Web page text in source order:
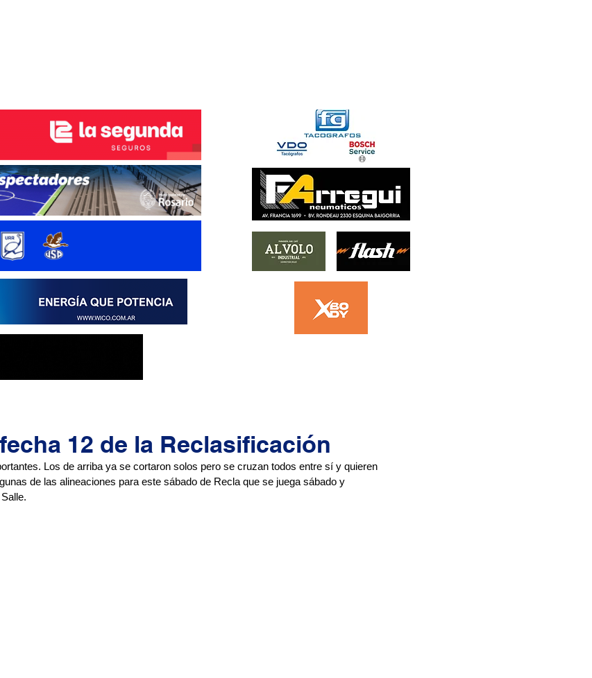
12 de la Reclasificación
Los de arriba ya se cortaron solos pero se cruzan todos entre sí y quieren
de las alineaciones para este sábado de Recla que se juega sábado y